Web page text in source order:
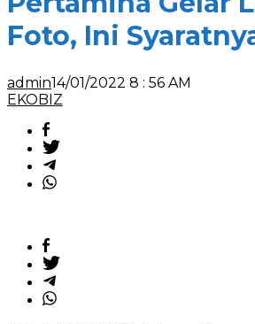
Foto, Ini
admin14/01/2022 8 : 56 AM
EKOBIZ